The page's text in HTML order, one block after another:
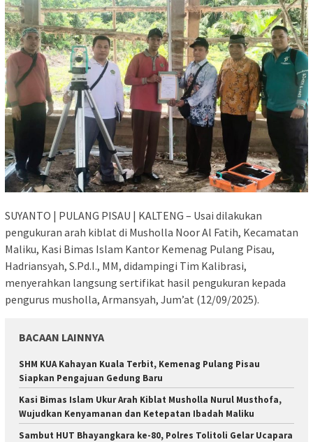
SUYANTO | PULANG PISAU | KALTENG – Usai dilakukan
pengukuran arah kiblat di Musholla Noor Al Fatih, Kecamatan
Maliku, Kasi Bimas Islam Kantor Kemenag Pulang Pisau,
Hadriansyah, S.Pd.I., MM, didampingi Tim Kalibrasi,
menyerahkan langsung sertifikat hasil pengukuran kepada
pengurus musholla, Armansyah, Jum’at (12/09/2025).
BACAAN LAINNYA
SHM KUA Kahayan Kuala Terbit, Kemenag Pulang Pisau
Siapkan Pengajuan Gedung Baru
Kasi Bimas Islam Ukur Arah Kiblat Musholla Nurul Musthofa,
Wujudkan Kenyamanan dan Ketepatan Ibadah Maliku
Sambut HUT Bhayangkara ke-80, Polres Tolitoli Gelar Ucapara